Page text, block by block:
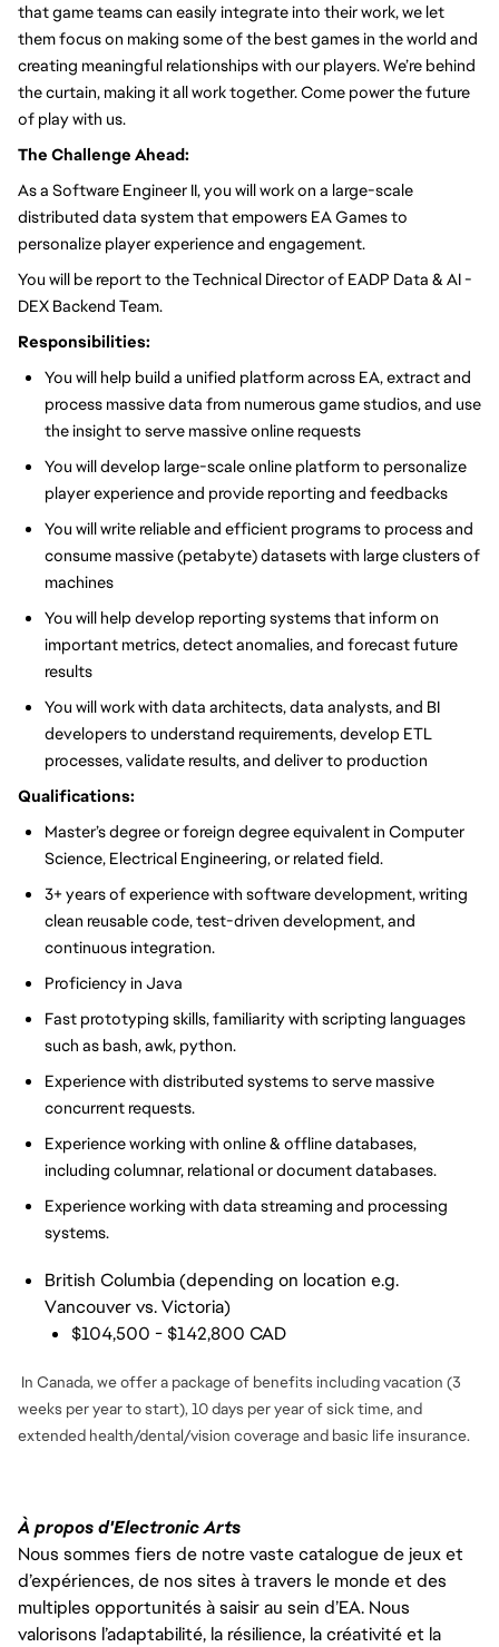
that game teams can easily integrate into their work, we let
them focus on making some of the best games in the world and
creating meaningful relationships with our players. We’re behind
the curtain, making it all work together. Come power the future
of play with us.
The Challenge Ahead:
As a Software Engineer II, you will work on a large-scale
distributed data system that empowers EA Games to
personalize player experience and engagement.
You will be report to the Technical Director of EADP Data & AI -
DEX Backend Team.
Responsibilities:
You will help build a unified platform across EA, extract and
process massive data from numerous game studios, and use
the insight to serve massive online requests
You will develop large-scale online platform to personalize
player experience and provide reporting and feedbacks
You will write reliable and efficient programs to process and
consume massive (petabyte) datasets with large clusters of
machines
You will help develop reporting systems that inform on
important metrics, detect anomalies, and forecast future
results
You will work with data architects, data analysts, and BI
developers to understand requirements, develop ETL
processes, validate results, and deliver to production
Qualifications:
Master’s degree or foreign degree equivalent in Computer
Science, Electrical Engineering, or related field.
3+ years of experience with software development, writing
clean reusable code, test-driven development, and
continuous integration.
Proficiency in Java
Fast prototyping skills, familiarity with scripting languages
such as bash, awk, python.
Experience with distributed systems to serve massive
concurrent requests.
Experience working with online & offline databases,
including columnar, relational or document databases.
Experience working with data streaming and processing
systems.
British Columbia (depending on location e.g.
Vancouver vs. Victoria)
$104,500 - $142,800 CAD
In Canada, we offer a package of benefits including vacation (3
weeks per year to start), 10 days per year of sick time, and
extended health/dental/vision coverage and basic life insurance.
À propos d'Electronic Arts
Nous sommes fiers de notre vaste catalogue de jeux et
d’expériences, de nos sites à travers le monde et des
multiples opportunités à saisir au sein d’EA. Nous
valorisons l’adaptabilité, la résilience, la créativité et la